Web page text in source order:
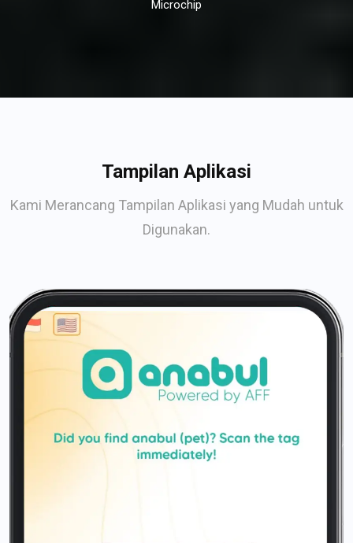
Microchip
Tampilan Aplikasi
Kami Merancang Tampilan Aplikasi yang Mudah untuk
Digunakan.